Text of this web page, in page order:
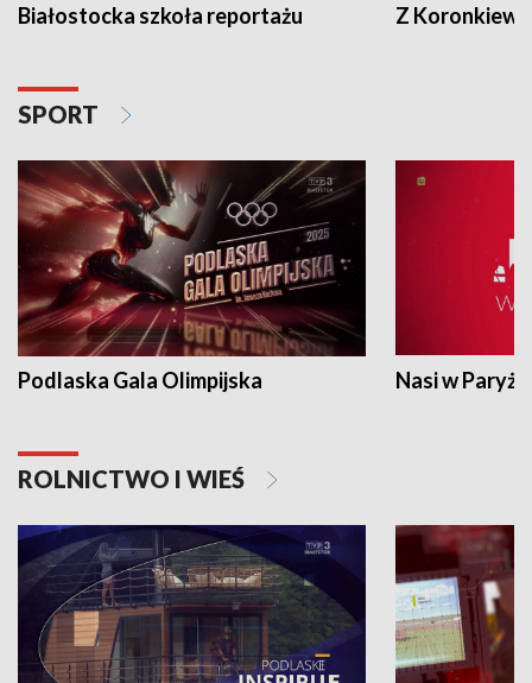
Białostocka szkoła reportażu Z
SPORT
Podlaska Gala Olimpijska Nasi w Paryżu
ROLNICTWO I WIEŚ